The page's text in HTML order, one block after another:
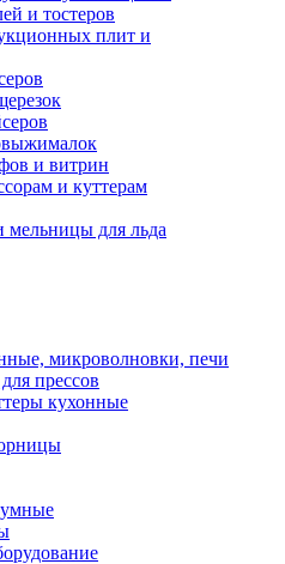
и тостеров
плит и
и витрин
и куттерам
мельницы для льда
микроволновки, печи
прессов
кухонные